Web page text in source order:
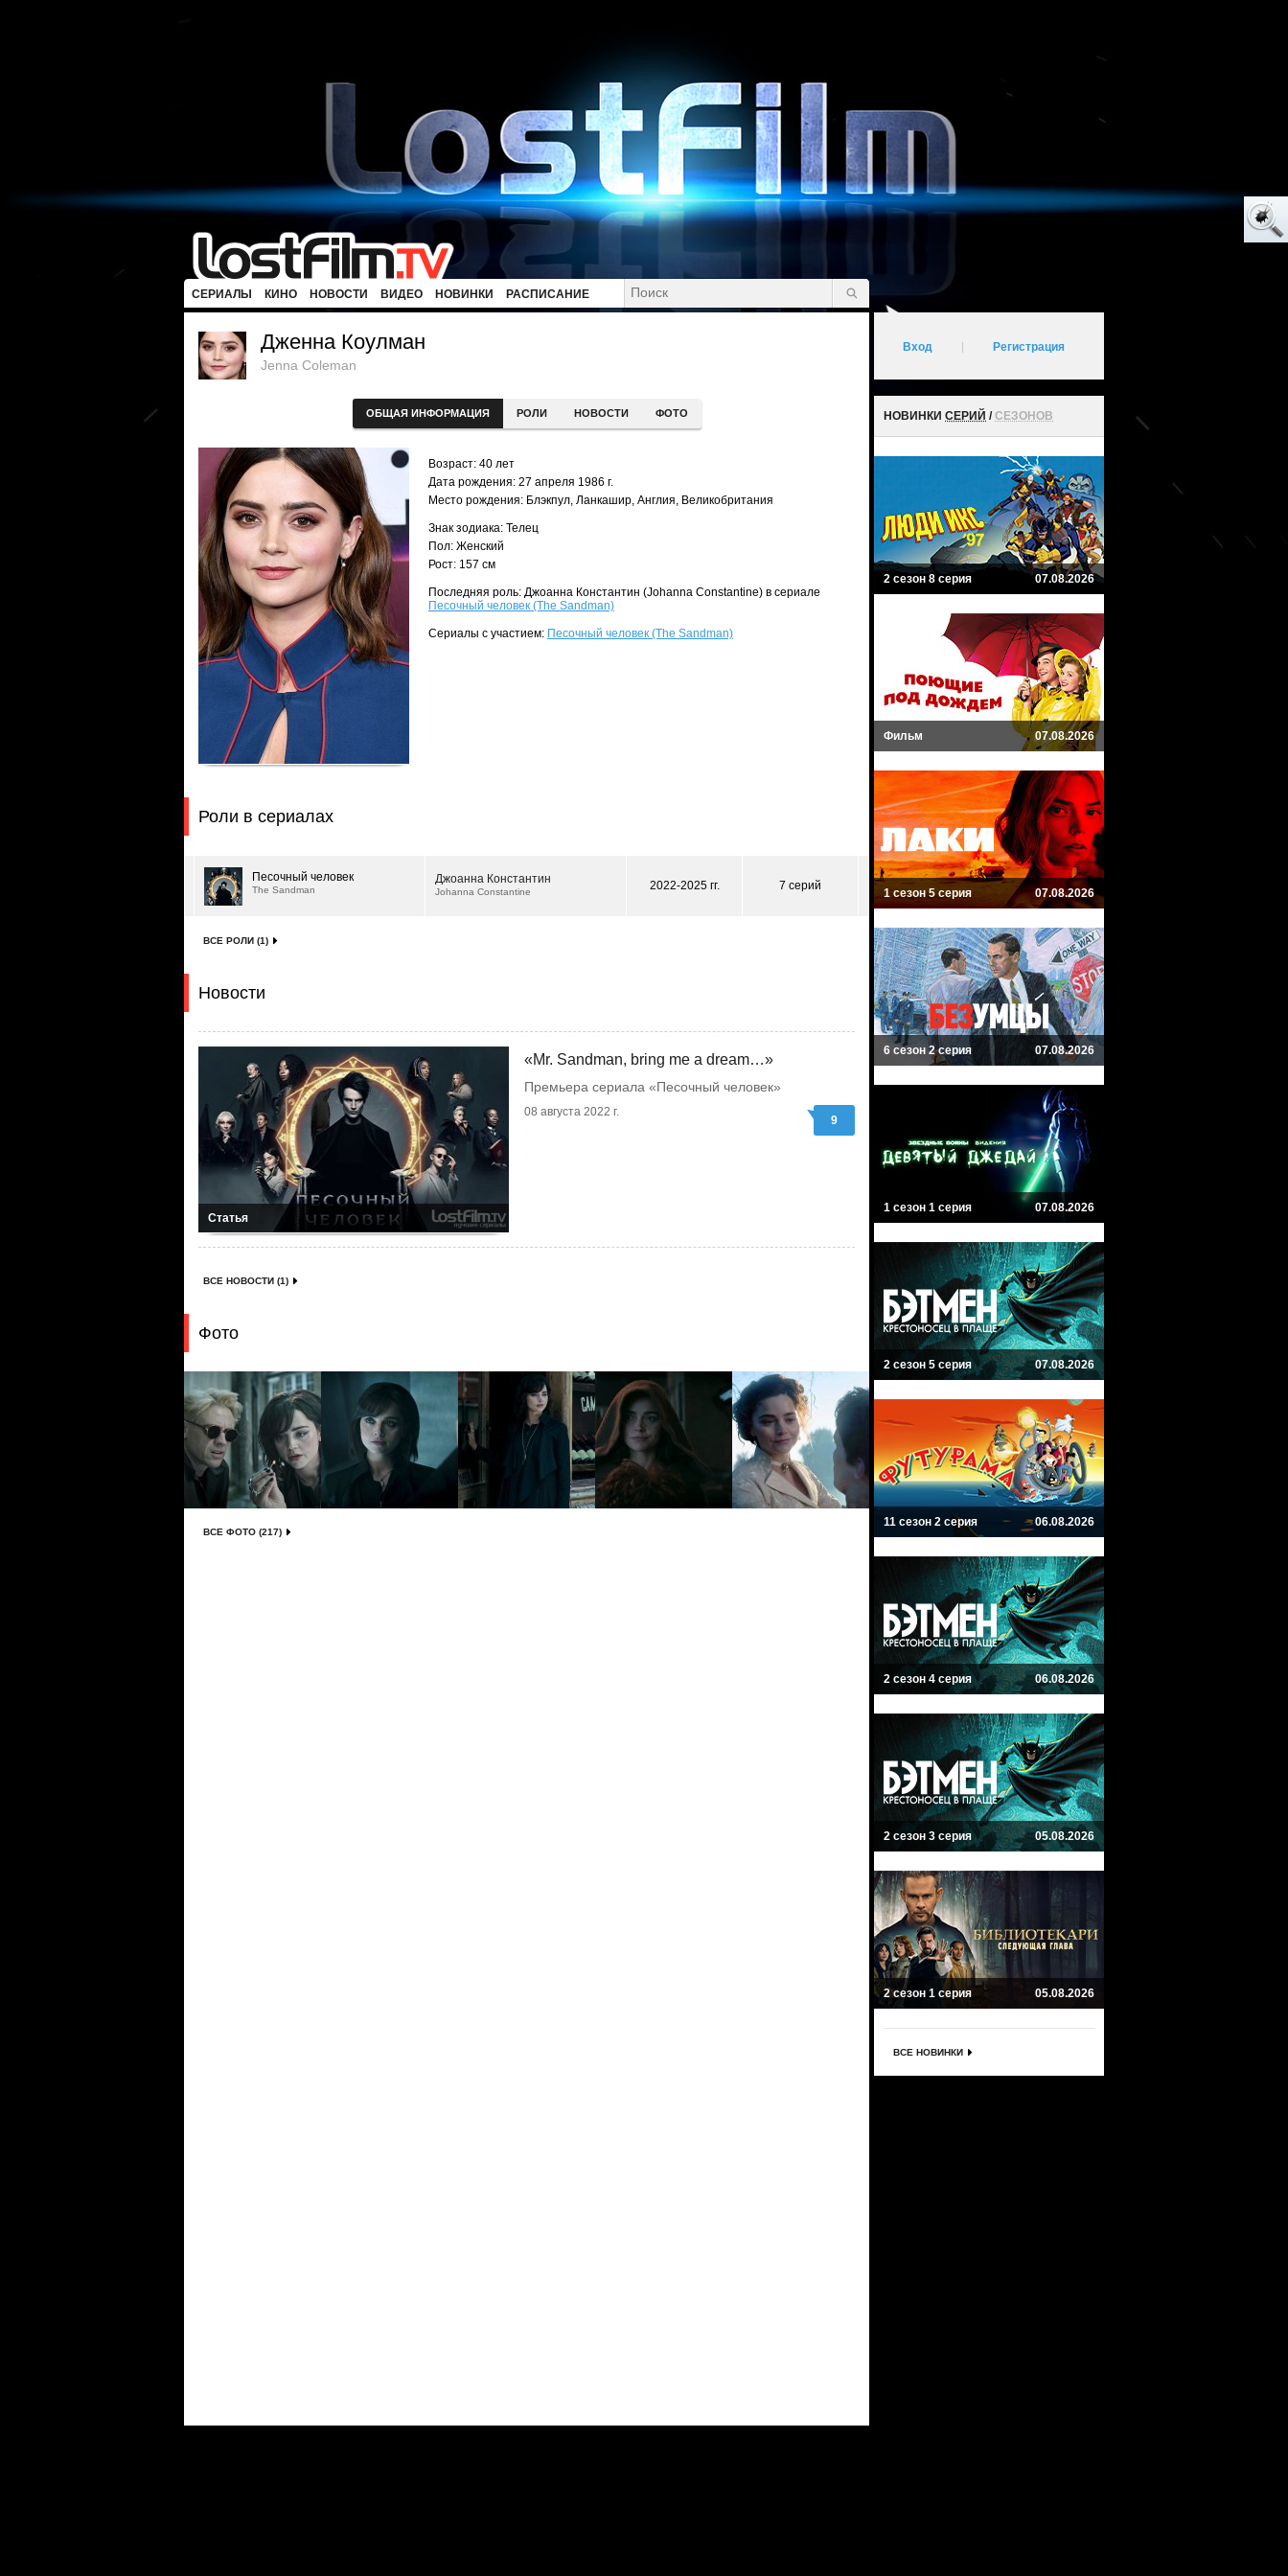
СЕРИАЛЫ КИНО НОВОСТИ ВИДЕО НОВИНКИ РАСПИСАНИЕ
Дженна Коулман
Jenna Coleman
ОБЩАЯ ИНФОРМАЦИЯ РОЛИ НОВОСТИ ФОТО
Возраст: 40 лет
Дата рождения: 27 апреля 1986 г.
Место рождения: Блэкпул, Ланкашир, Англия, Великобритания
Знак зодиака: Телец
Пол: Женский
Рост: 157 см
Последняя роль: Джоанна Константин (Johanna Constantine) в сериале
Песочный человек (The Sandman)
Сериалы с участием: Песочный человек (The Sandman)
Роли в сериалах
Песочный человек
The Sandman
Джоанна Константин
Johanna Constantine 2022-2025 гг. 7 серий
ВСЕ РОЛИ (1)
Новости
Статья
«Mr. Sandman, bring me a dream…»
Премьера сериала «Песочный человек»
08 августа 2022 г.
9
ВСЕ НОВОСТИ (1)
Фото
ВСЕ ФОТО (217)
Вход Регистрация
НОВИНКИ СЕРИЙ /СЕЗОНОВ
2 сезон 8 серия 07.08.2026
Фильм 07.08.2026
1 сезон 5 серия 07.08.2026
6 сезон 2 серия 07.08.2026
1 сезон 1 серия 07.08.2026
2 сезон 5 серия 07.08.2026
11 сезон 2 серия 06.08.2026
2 сезон 4 серия 06.08.2026
2 сезон 3 серия 05.08.2026
2 сезон 1 серия 05.08.2026
ВСЕ НОВИНКИ